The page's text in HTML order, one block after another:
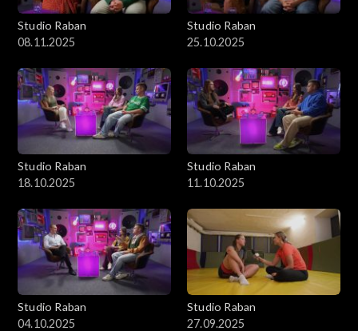
Studio Raban
08.11.2025
Studio Raban
25.10.2025
Studio Raban
18.10.2025
Studio Raban
11.10.2025
Studio Raban
04.10.2025
Studio Raban
27.09.2025